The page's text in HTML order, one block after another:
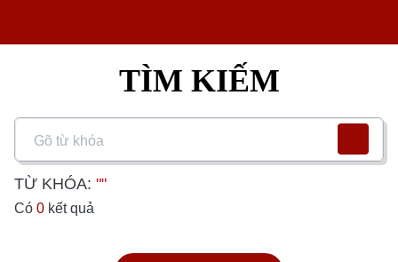
TÌM KIẾM
TỪ KHÓA: ""
Có 0 kết quả